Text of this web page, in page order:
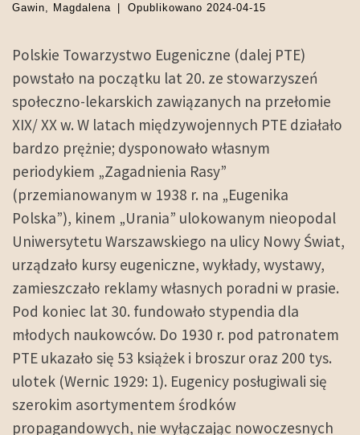
Gawin, Magdalena Opublikowano 2024-04-15
Polskie Towarzystwo Eugeniczne (dalej PTE)
powstało na początku lat 20. ze stowarzyszeń
społeczno-lekarskich zawiązanych na przełomie
XIX/ XX w. W latach międzywojennych PTE działało
bardzo prężnie; dysponowało własnym
periodykiem „Zagadnienia Rasy”
(przemianowanym w 1938 r. na „Eugenika
Polska”), kinem „Urania” ulokowanym nieopodal
Uniwersytetu Warszawskiego na ulicy Nowy Świat,
urządzało kursy eugeniczne, wykłady, wystawy,
zamieszczało reklamy własnych poradni w prasie.
Pod koniec lat 30. fundowało stypendia dla
młodych naukowców. Do 1930 r. pod patronatem
PTE ukazało się 53 książek i broszur oraz 200 tys.
ulotek (Wernic 1929: 1). Eugenicy posługiwali się
szerokim asortymentem środków
propagandowych, nie wyłączając nowoczesnych